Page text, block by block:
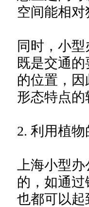
空间能相对
同时，小
既是交通
的位置，
形态特点
2. 利用植
上海小型
的，如通
也都可以